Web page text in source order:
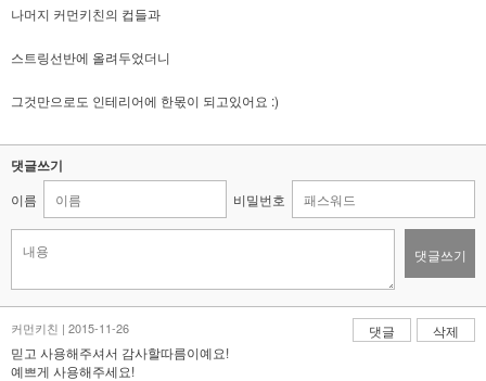
나머지 커먼키친의 컵들과
스트링선반에 올려두었더니
그것만으로도 인테리어에 한몫이 되고있어요 :)
댓글쓰기
이름 비밀번호
댓글쓰기
커먼키친 | 2015-11-26 삭제
댓글
믿고 사용해주셔서 감사할따름이예요!
예쁘게 사용해주세요!